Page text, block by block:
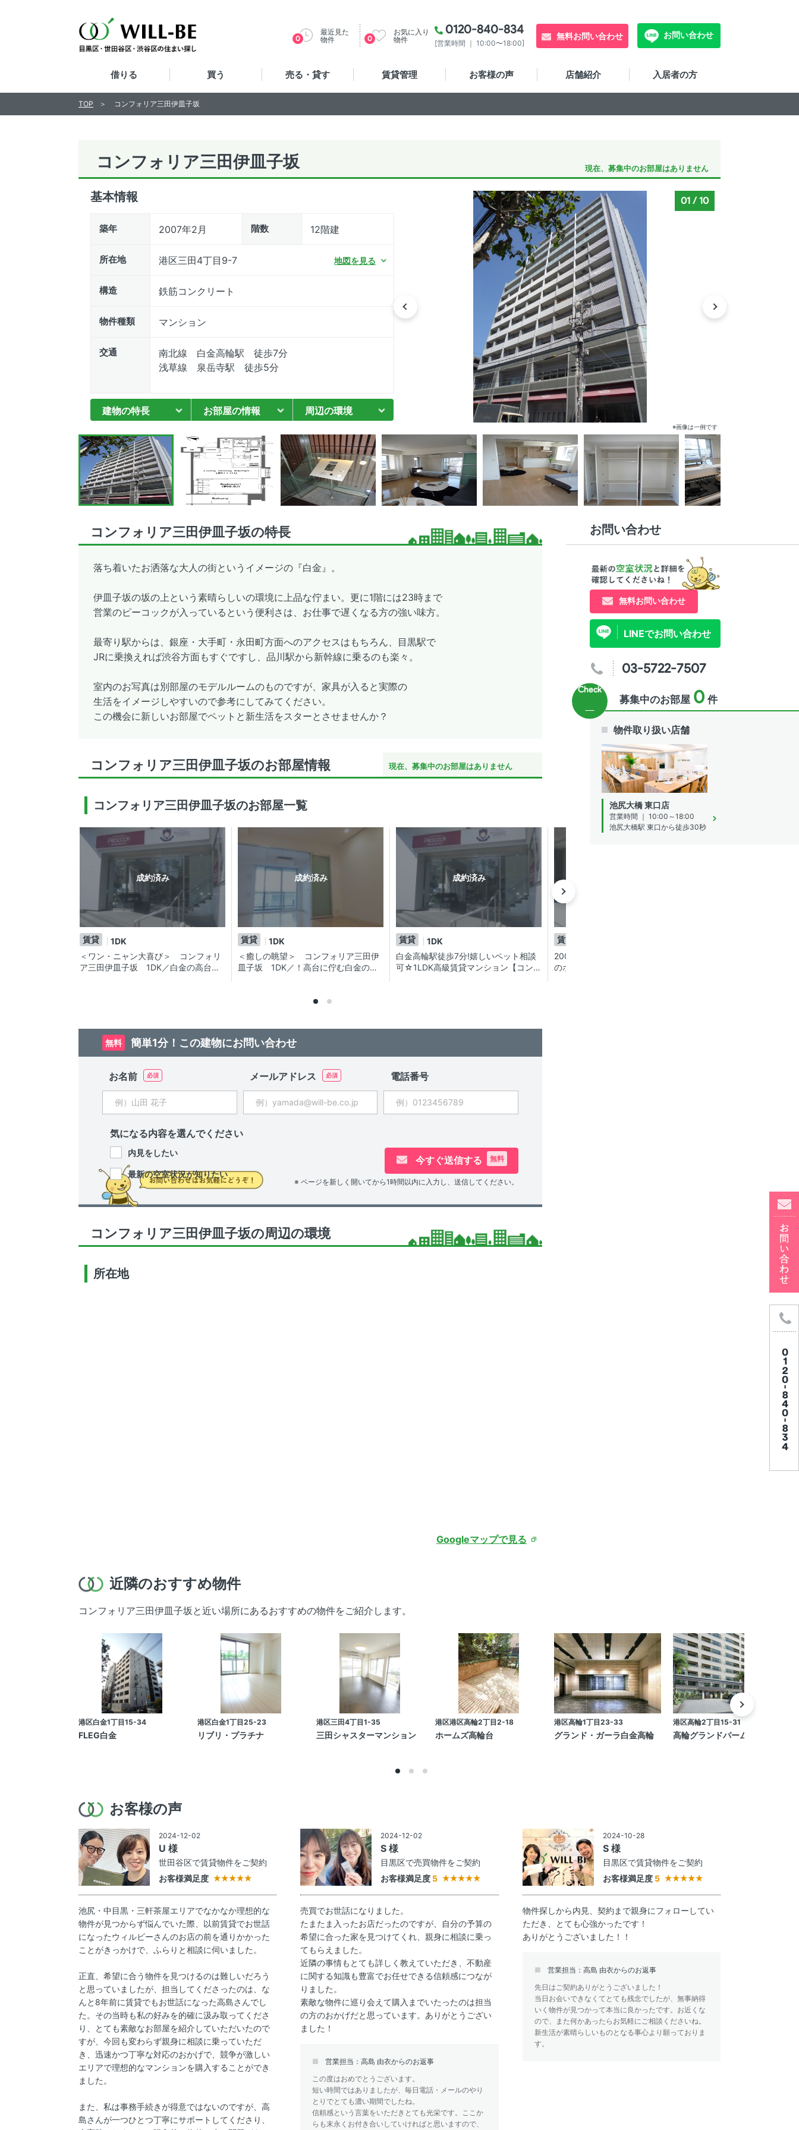
0120-840-834
[営業時間 ｜ 10:00〜18:00]
無料お問い合わせ お問い合わせ
最近見た
物件
0
お気に入り
物件
0
借りる 買う 売る・貸す 賃貸管理 お客様の声 店舗紹介 入居者の方
コンフォリア三田伊皿子坂 現在、募集中のお部屋はありません
基本情報
築年 2007年2月 階数 12階建
所在地 港区三田4丁目9-7 地図を見る
構造 鉄筋コンクリート
物件種類 マンション
交通
南北線 白金高輪駅 徒歩7分
浅草線 泉岳寺駅 徒歩5分
建物の特長 お部屋の情報 周辺の環境
01 /10
※画像は一例です
コンフォリア三田伊皿子坂の特長
落ち着いたお洒落な大人の街というイメージの『白金』。
伊皿子坂の坂の上という素晴らしいの環境に上品な佇まい。更に1階には23時まで
営業のピーコックが入っているという便利さは、お仕事で遅くなる方の強い味方。
最寄り駅からは、銀座・大手町・永田町方面へのアクセスはもちろん、目黒駅で
JRに乗換えれば渋谷方面もすぐですし、品川駅から新幹線に乗るのも楽々。
室内のお写真は別部屋のモデルルームのものですが、家具が入ると実際の
生活をイメージしやすいので参考にしてみてください。
この機会に新しいお部屋でペットと新生活をスターとさせませんか？
コンフォリア三田伊皿子坂のお部屋情報 現在、募集中のお部屋はありません
コンフォリア三田伊皿子坂のお部屋一覧
成約済み
賃貸
1DK
＜ワン・ニャン大喜び＞ コンフォリ
ア三田伊皿子坂 1DK／白金の高台に
成約済み
賃貸
1DK
＜癒しの眺望＞ コンフォリア三田伊
皿子坂 1DK／！高台に佇む白金のペ
成約済み
賃貸
1DK
白金高輪駅徒歩7分!嬉しいペット相談
可☆1LDK高級賃貸マンション【コンフ
賃貸
2007年築！白金高輪駅徒歩7分！高台
のホテルのような高級賃貸マンショ
無料 簡単1分！この建物にお問い合わせ
お名前 メールアドレス 電話番号
気になる内容を選んでください
内見をしたい
最新の空室状況が知りたい
今すぐ送信する 無料
※ ページを新しく開いてから1時間以内に入力し、送信してください。
コンフォリア三田伊皿子坂の周辺の環境
所在地
Googleマップで見る
お問い合わせ
無料お問い合わせ
LINEでお問い合わせ
03-5722-7507
募集中のお部屋 0 件
物件取り扱い店舗
池尻大橋 東口店
営業時間 ｜ 10:00～18:00
池尻大橋駅 東口から徒歩30秒
近隣のおすすめ物件
コンフォリア三田伊皿子坂と近い場所にあるおすすめの物件をご紹介します。
港区白金1丁目15-34
FLEG白金
港区白金1丁目25-23
リブリ・プラチナ
港区三田4丁目1-35
三田シャスターマンション
港区港区高輪2丁目2-18
ホームズ高輪台
港区高輪1丁目23-33
グランド・ガーラ白金高輪
港区高輪2丁目15-31
高輪グランドパームス
お客様の声
2024-12-02
U 様
世田谷区で賃貸物件をご契約
お客様満足度
池尻・中目黒・三軒茶屋エリアでなかなか理想的な
物件が見つからず悩んでいた際、以前賃貸でお世話
になったウィルビーさんのお店の前を通りかかった
ことがきっかけで、ふらりと相談に伺いました。
正直、希望に合う物件を見つけるのは難しいだろう
と思っていましたが、担当してくださったのは、な
んと8年前に賃貸でもお世話になった高島さんでし
た。その当時も私の好みを的確に汲み取ってくださ
り、とても素敵なお部屋を紹介していただいたので
すが、今回も変わらず親身に相談に乗っていただ
き、迅速かつ丁寧な対応のおかげで、競争が激しい
エリアで理想的なマンションを購入することができ
ました。
また、私は事務手続きが得意ではないのですが、高
島さんが一つひとつ丁寧にサポートしてくださり、
2024-12-02
S 様
目黒区で売買物件をご契約
お客様満足度 5
売買でお世話になりました。
たまたま入ったお店だったのですが、自分の予算の
希望に合った家を見つけてくれ、親身に相談に乗っ
てもらえました。
近隣の事情もとても詳しく教えていただき、不動産
に関する知識も豊富でお任せできる信頼感につなが
りました。
素敵な物件に巡り会えて購入までいたったのは担当
の方のおかげだと思っています。ありがとうござい
ました！
営業担当：高島 由衣からのお返事
この度はおめでとうございます。
短い時間ではありましたが、毎日電話・メールのやり
とりでとても濃い期間でしたね。
信頼感という言葉をいただきとても光栄です。ここか
らも末永くお付き合いしていければと思いますので、
2024-10-28
S 様
目黒区で賃貸物件をご契約
お客様満足度 5
物件探しから内見、契約まで親身にフォローしてい
ただき、とても心強かったです！
ありがとうございました！！
営業担当：高島 由衣からのお返事
先日はご契約ありがとうございました！
当日お会いできなくてとても残念でしたが、無事納得
いく物件が見つかって本当に良かったです。お近くな
ので、また何かあったらお気軽にご相談くださいね。
新生活が素晴らしいものとなる事心より願っておりま
す。
TOP コンフォリア三田伊皿子坂